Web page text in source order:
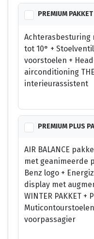
PREMIUM PAKKET
Achterasbesturing
tot 10° +
voorstoelen +
airconditioning
interieurassistent
PREMIUM PLUS
AIR BALANCE
met geanimeerde
Benz logo +
display met
WINTER PAKKET +
voorpassagier